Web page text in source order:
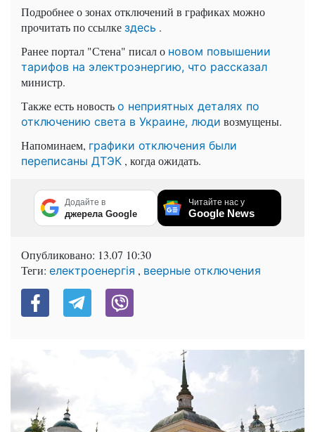
Подробнее о зонах отключений в графиках можно
прочитать по ссылке здесь .
Ранее портал "Стена" писал о новом повышении
тарифов на электроэнергию, что рассказал
министр.
Также есть новость о неприятных деталях по
отключению света в Украине, люди возмущены.
Напоминаем, графики отключения были
переписаны ДТЭК , когда ожидать.
Додайте в
джерела Google
Читайте нас у
Google News
Опубликовано: 13.07 10:30
Теги: електроенергія , веерные отключения